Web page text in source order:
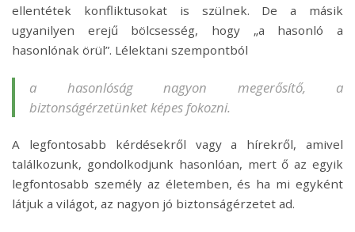
ellentétek konfliktusokat is szülnek. De a másik
ugyanilyen erejű bölcsesség, hogy „a hasonló a
hasonlónak örül”. Lélektani szempontból
a hasonlóság nagyon megerősítő, a
biztonságérzetünket képes fokozni.
A legfontosabb kérdésekről vagy a hírekről, amivel
találkozunk, gondolkodjunk hasonlóan, mert ő az egyik
legfontosabb személy az életemben, és ha mi egyként
látjuk a világot, az nagyon jó biztonságérzetet ad.